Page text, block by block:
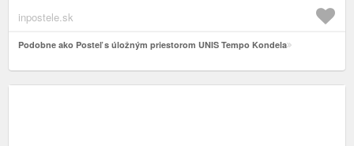
inpostele.sk
Podobne ako Posteľ s úložným priestorom UNIS Tempo Kondela